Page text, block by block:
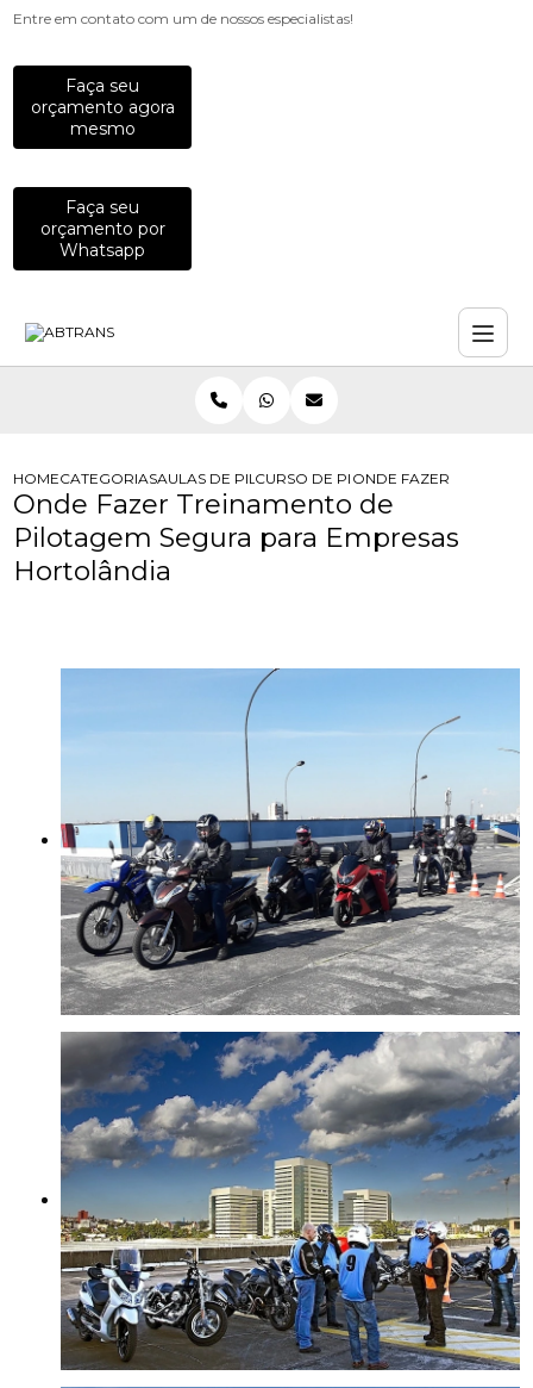
Entre em contato com um de nossos especialistas!
Faça seu
orçamento agora
mesmo
Faça seu
orçamento por
Whatsapp
HOMECATEGORIASAULAS DE PILOTAGEM PARA EMPRESAS
CURSO DE PILOTAGEM DE MOTO
ONDE FAZER
Onde Fazer Treinamento de
Pilotagem Segura para Empresas
Hortolândia